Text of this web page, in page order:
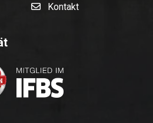
Kontakt